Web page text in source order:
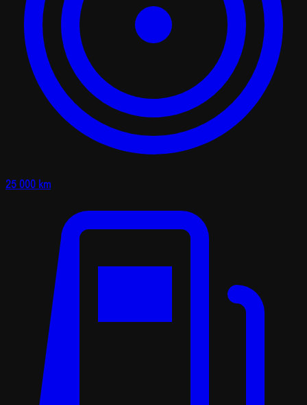
25 000 km